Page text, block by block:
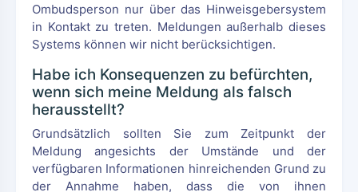
Ombudsperson nur über das Hinweisgebersystem
in Kontakt zu treten. Meldungen außerhalb dieses
Systems können wir nicht berücksichtigen.
Habe ich Konsequenzen zu befürchten,
wenn sich meine Meldung als falsch
herausstellt?
Grundsätzlich sollten Sie zum Zeitpunkt der
Meldung angesichts der Umstände und der
verfügbaren Informationen hinreichenden Grund zu
der Annahme haben, dass die von ihnen